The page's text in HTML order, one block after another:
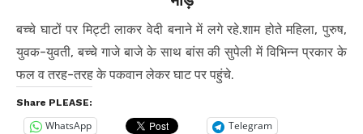
बच्चे घाटों पर मिट्टी लाकर वेदी बनाने में लगे रहे.शाम होते महिला, पुरुष,
युवक-युवती, बच्चे गाजे बाजे के साथ बांस की सुपेली में विभिन्न प्रकार के
फल व तरह-तरह के पकवान लेकर घाट पर पहुंचे.
Share PLEASE:
WhatsApp Telegram